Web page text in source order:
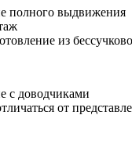
полного выдвижения
из
с доводчиками
от